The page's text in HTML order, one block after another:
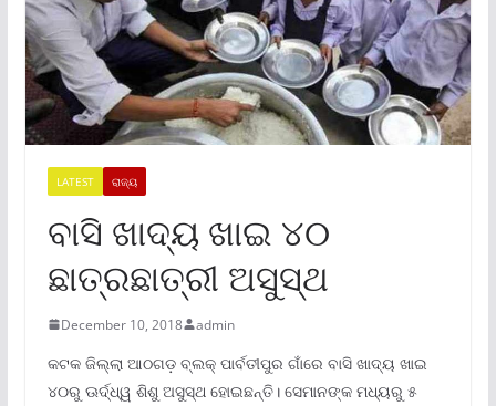
LATEST ରାଜ୍ୟ
ବାସି ଖାଦ୍ୟ ଖାଇ ୪୦
ଛାତ୍ରଛାତ୍ରୀ ଅସୁସ୍ଥ
December 10, 2018 admin
କଟକ ଜିଲ୍ଲା ଆଠଗଡ଼ ବ୍ଲକ୍ ପାର୍ବତୀପୁର ଗାଁରେ ବାସି ଖାଦ୍ୟ ଖାଇ
୪୦ରୁ ଊର୍ଦ୍ଧ୍ୱ ଶିଶୁ ଅସୁସ୍ଥ ହୋଇଛନ୍ତି। ସେମାନଙ୍କ ମଧ୍ୟରୁ ୫